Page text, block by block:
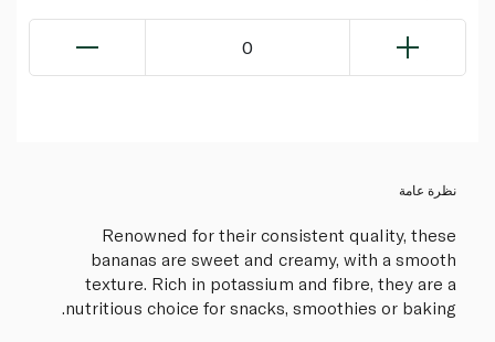
0
نظرة عامة
Renowned for their consistent quality, these
bananas are sweet and creamy, with a smooth
texture. Rich in potassium and fibre, they are a
nutritious choice for snacks, smoothies or baking.